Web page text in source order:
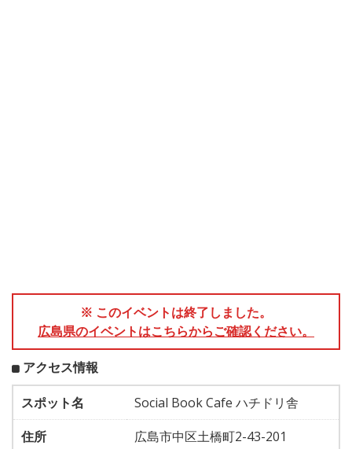
※ このイベントは終了しました。
広島県のイベントはこちらからご確認ください。
アクセス情報
スポット名
Social Book Cafe ハチドリ舎
住所
広島市中区土橋町2-43-201